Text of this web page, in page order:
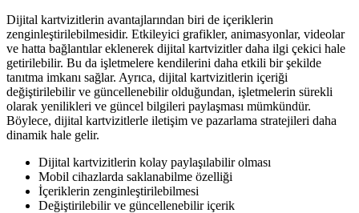
Dijital kartvizitlerin avantajlarından biri de içeriklerin
zenginleştirilebilmesidir. Etkileyici grafikler, animasyonlar, videolar
ve hatta bağlantılar eklenerek dijital kartvizitler daha ilgi çekici hale
getirilebilir. Bu da işletmelere kendilerini daha etkili bir şekilde
tanıtma imkanı sağlar. Ayrıca, dijital kartvizitlerin içeriği
değiştirilebilir ve güncellenebilir olduğundan, işletmelerin sürekli
olarak yenilikleri ve güncel bilgileri paylaşması mümkündür.
Böylece, dijital kartvizitlerle iletişim ve pazarlama stratejileri daha
dinamik hale gelir.
Dijital kartvizitlerin kolay paylaşılabilir olması
Mobil cihazlarda saklanabilme özelliği
İçeriklerin zenginleştirilebilmesi
Değiştirilebilir ve güncellenebilir içerik